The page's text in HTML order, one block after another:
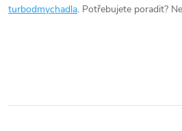
turbodmychadla. Potřebujete poradit?